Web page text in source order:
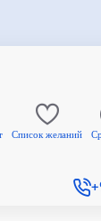
Список желаний